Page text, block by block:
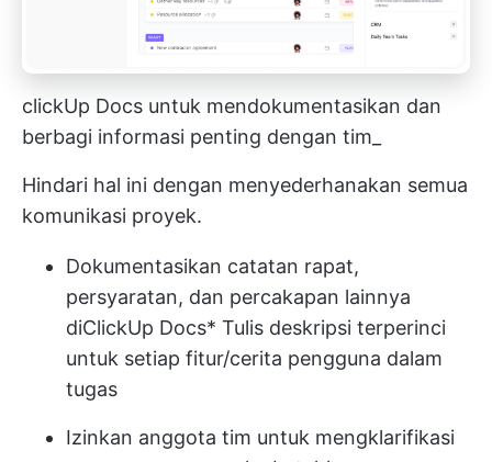
clickUp Docs untuk mendokumentasikan dan
berbagi informasi penting dengan tim_
Hindari hal ini dengan menyederhanakan semua
komunikasi proyek.
Dokumentasikan catatan rapat,
persyaratan, dan percakapan lainnya
diClickUp Docs* Tulis deskripsi terperinci
untuk setiap fitur/cerita pengguna dalam
tugas
Izinkan anggota tim untuk mengklarifikasi